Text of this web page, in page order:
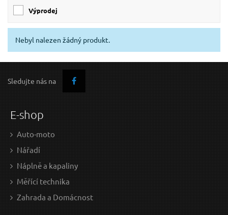
Výprodej
Nebyl nalezen žádný produkt.
Sledujte nás na
E-shop
Auto-moto
Nářadí
Náplně a kapaliny
Měřící technika
Zahrada a Domácnost